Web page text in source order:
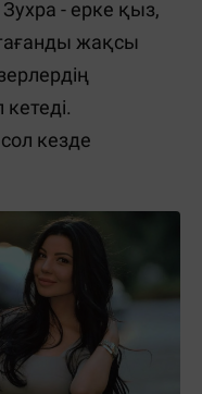
- ерке қыз,
жақсы
кезде